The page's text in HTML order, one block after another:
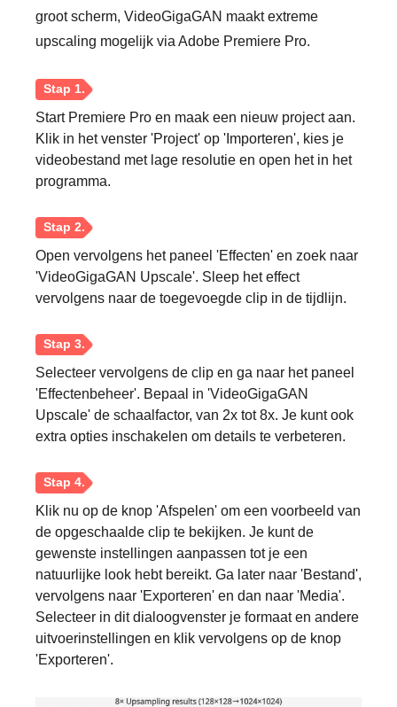
groot scherm, VideoGigaGAN maakt extreme
upscaling mogelijk via Adobe Premiere Pro.
Stap 1.
Start Premiere Pro en maak een nieuw project aan.
Klik in het venster 'Project' op 'Importeren', kies je
videobestand met lage resolutie en open het in het
programma.
Open vervolgens het paneel 'Effecten' en zoek naar
'VideoGigaGAN Upscale'. Sleep het effect
vervolgens naar de toegevoegde clip in de tijdlijn.
Selecteer vervolgens de clip en ga naar het paneel
'Effectenbeheer'. Bepaal in 'VideoGigaGAN
Upscale' de schaalfactor, van 2x tot 8x. Je kunt ook
extra opties inschakelen om details te verbeteren.
Klik nu op de knop 'Afspelen' om een voorbeeld van
de opgeschaalde clip te bekijken. Je kunt de
gewenste instellingen aanpassen tot je een
natuurlijke look hebt bereikt. Ga later naar 'Bestand',
vervolgens naar 'Exporteren' en dan naar 'Media'.
Selecteer in dit dialoogvenster je formaat en andere
uitvoerinstellingen en klik vervolgens op de knop
'Exporteren'.